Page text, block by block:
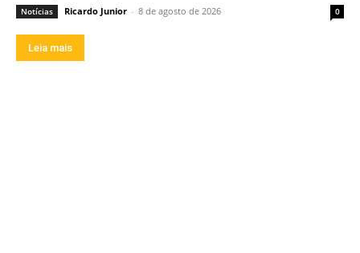
Notícias Ricardo Junior - 8 de agosto de 2026 0
Leia mais